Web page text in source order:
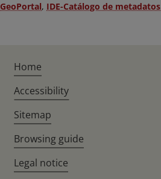
GeoPortal, IDE-Catálogo de metadatos
Home
Accessibility
Sitemap
Browsing guide
Legal notice